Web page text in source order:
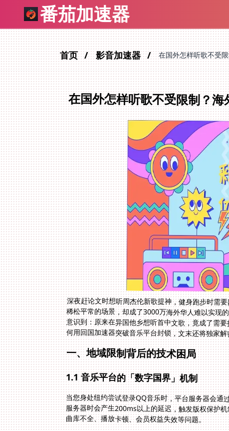
番茄加速器
首页 影音加速器 在国外怎样听歌不受
在国外怎样听歌不受限制？
深夜赶论文时想听周杰伦新歌提神，健身跑步时需
稀松平常的场景，却成了3000万海外华人难以实现
意识到：原来在异国他乡想听首中文歌，竟成了需
何用回国加速器突破音乐平台封锁，文末还将独家
一、地域限制背后的技术困局
1.1 音乐平台的「数字国界」机制
当您身处纽约尝试登录QQ音乐时，平台服务器会
服务器时会产生200ms以上的延迟，触发版权保护
曲库不全、播放卡顿、会员权益失效等问题。